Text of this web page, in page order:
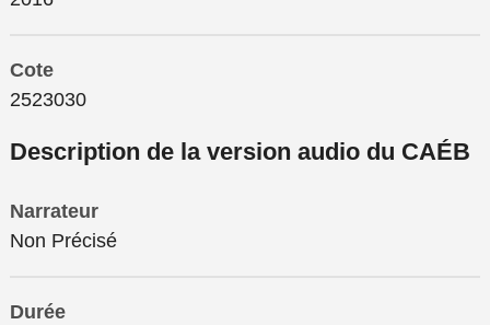
Cote
2523030
Description de la version audio du CAÉB
Narrateur
Non Précisé
Durée